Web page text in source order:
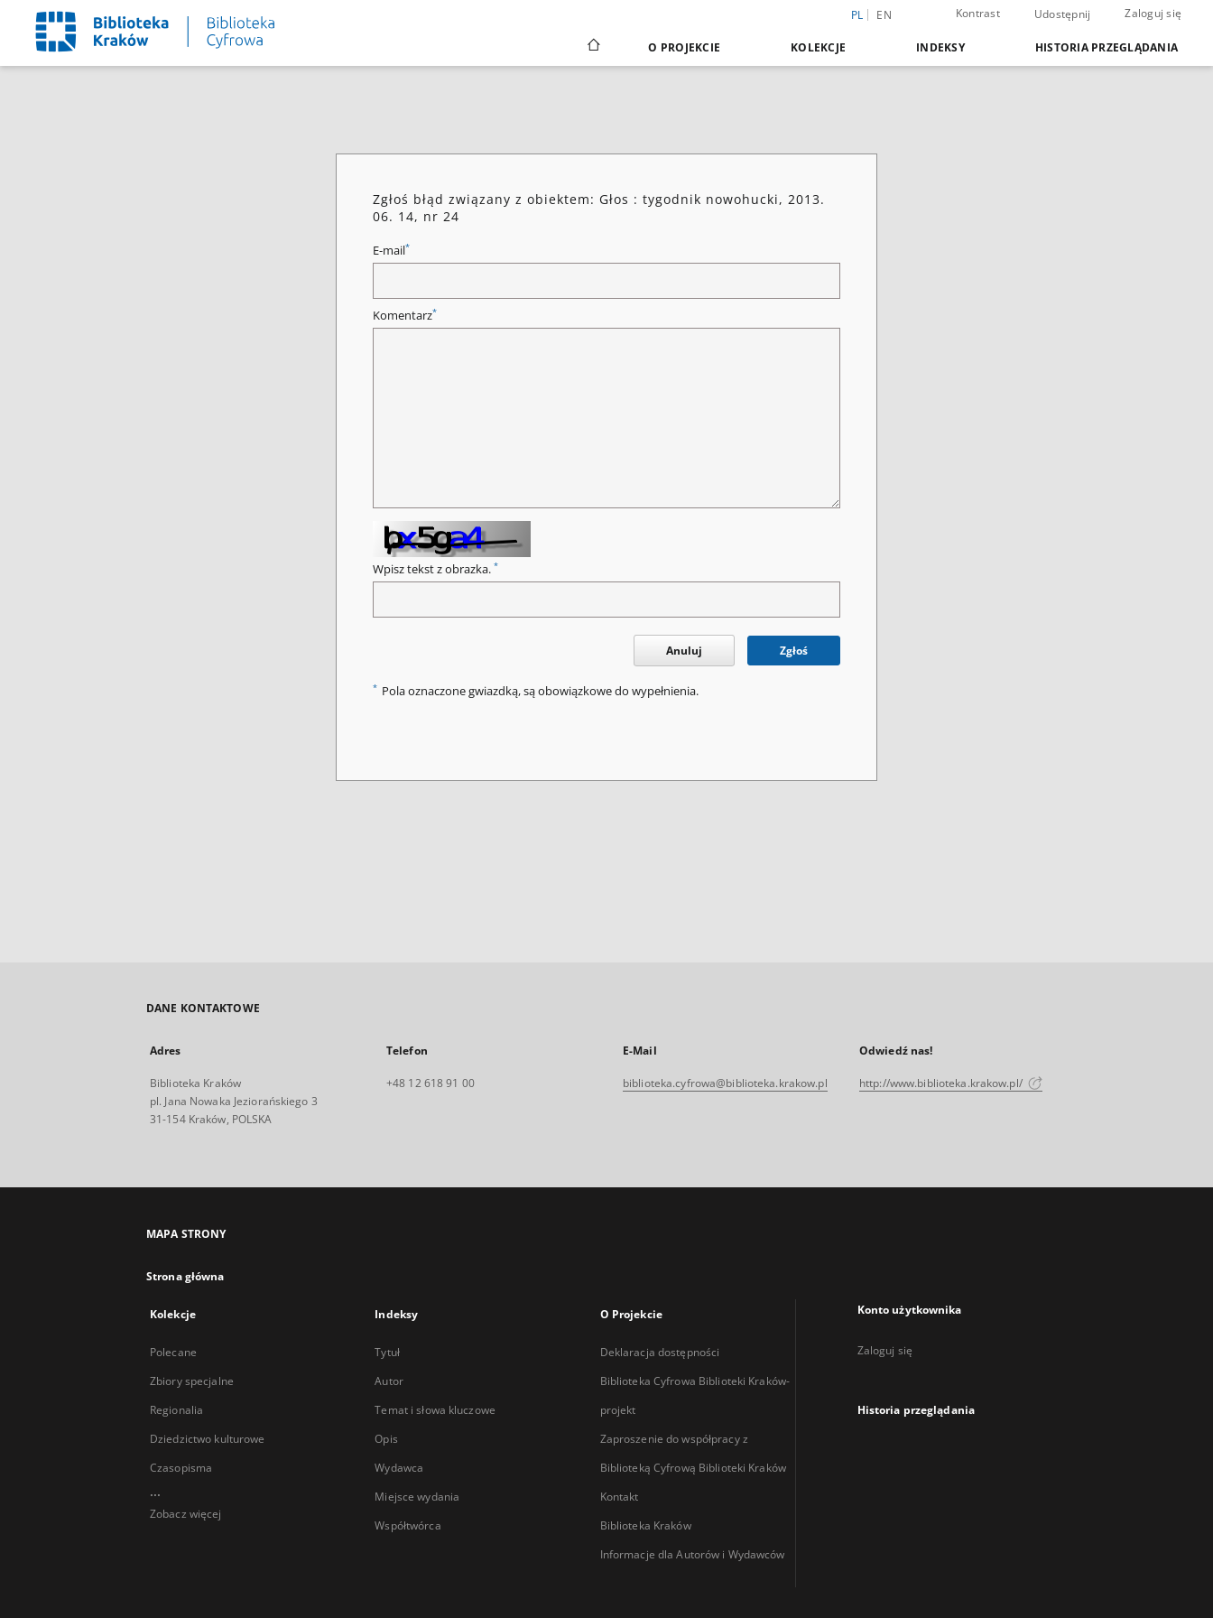
PL EN Kontrast Udostępnij Zaloguj się
O PROJEKCIE KOLEKCJE INDEKSY HISTORIA PRZEGLĄDANIA
Zgłoś błąd związany z obiektem: Głos : tygodnik nowohucki, 2013.
06. 14, nr 24
E-mail*
Komentarz*
Wpisz tekst z obrazka. *
Anuluj Zgłoś
* Pola oznaczone gwiazdką, są obowiązkowe do wypełnienia.
DANE KONTAKTOWE
Adres
Biblioteka Kraków
pl. Jana Nowaka Jeziorańskiego 3
31-154 Kraków, POLSKA
Telefon
+48 12 618 91 00
E-Mail
biblioteka.cyfrowa@biblioteka.krakow.pl
Odwiedź nas!
http://www.biblioteka.krakow.pl/
MAPA STRONY
Strona główna
Kolekcje
Polecane
Zbiory specjalne
Regionalia
Dziedzictwo kulturowe
Czasopisma
...
Zobacz więcej
Indeksy
Tytuł
Autor
Temat i słowa kluczowe
Opis
Wydawca
Miejsce wydania
Współtwórca
O Projekcie
Deklaracja dostępności
Biblioteka Cyfrowa Biblioteki Kraków-
projekt
Zaproszenie do współpracy z
Biblioteką Cyfrową Biblioteki Kraków
Kontakt
Biblioteka Kraków
Informacje dla Autorów i Wydawców
Konto użytkownika
Zaloguj się
Historia przeglądania